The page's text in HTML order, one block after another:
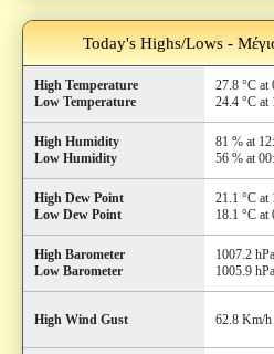
Today's Highs/Lows -
High Temperature
Low Temperature
27.8 °C at
24.4 °C at
High Humidity
Low Humidity
81 % at
56 % at
High Dew Point
Low Dew Point
21.1 °C at
18.1 °C at
High Barometer
Low Barometer
1007.2
1005.9
High Wind Gust 62.8 Km/h